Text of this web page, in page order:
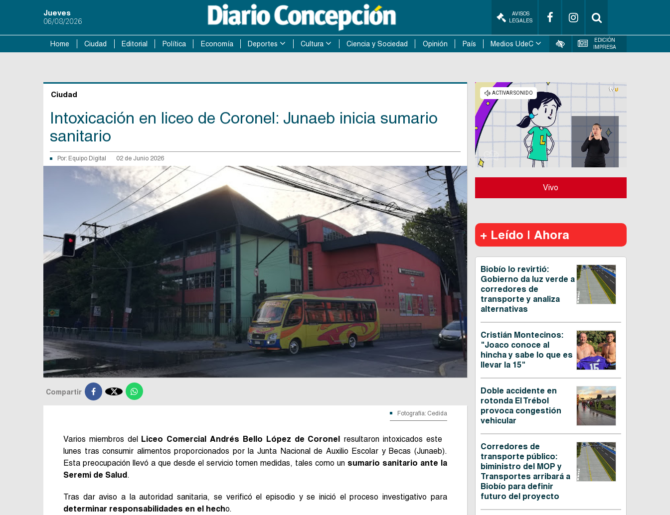
Jueves
06/08/2026
AVISOS
LEGALES
Home Ciudad Editorial Política Economía Deportes Cultura Ciencia y Sociedad Opinión País Medios UdeC
EDICIÓN
IMPRESA
Ciudad
Intoxicación en liceo de Coronel: Junaeb inicia sumario
sanitario
Por: Equipo Digital 02 de Junio 2026
Compartir 
Fotografía: Cedida
Varios miembros del Liceo Comercial Andrés Bello López de Coronel resultaron intoxicados este
lunes tras consumir alimentos proporcionados por la Junta Nacional de Auxilio Escolar y Becas (Junaeb).
Esta preocupación llevó a que desde el servicio tomen medidas, tales como un sumario sanitario ante la
Seremi de Salud.
Tras dar aviso a la autoridad sanitaria, se verificó el episodio y se inició el proceso investigativo para
determinar responsabilidades en el hecho.
Vivo
+ Leído | Ahora
Biobío lo revirtió:
Gobierno da luz verde a
corredores de
transporte y analiza
alternativas
Cristián Montecinos:
"Joaco conoce al
hincha y sabe lo que es
llevar la 15"
Doble accidente en
rotonda El Trébol
provoca congestión
vehicular
Corredores de
transporte público:
biministro del MOP y
Transportes arribará a
Biobío para definir
futuro del proyecto